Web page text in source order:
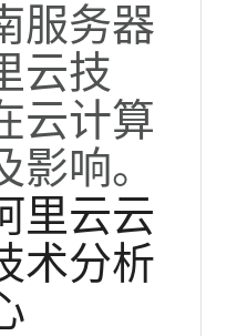
服务器
云技
云计算
响。
里云云
术分析